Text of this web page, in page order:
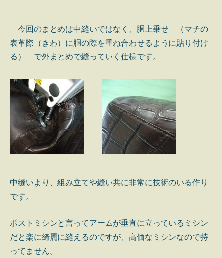
今回のまとめは中縫いではなく、胴上乗せ （マチの
表革際（きわ）に胴の際を重ね合わせるように貼り付け
る） で外まとめで縫っていく仕様です。
中縫いより、組み立てや縫い共に非常に技術のいる作り
です。
ポストミシンと言ってアームが垂直に立っているミシン
だと楽に綺麗に縫えるのですが、高価なミシンなので持
ってません。